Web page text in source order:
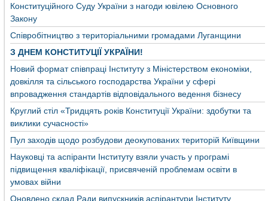
Конституційного Суду України з нагоди ювілею Основного
Закону
Співробітництво з територіальними громадами Луганщини
З ДНЕМ КОНСТИТУЦІЇ УКРАЇНИ!
Новий формат співпраці Інституту з Міністерством економіки,
довкілля та сільського господарства України у сфері
впровадження стандартів відповідального ведення бізнесу
Круглий стіл «Тридцять років Конституції України: здобутки та
виклики сучасності»
Пул заходів щодо розбудови деокупованих територій Київщини
Науковці та аспіранти Інституту взяли участь у програмі
підвищення кваліфікації, присвяченій проблемам освіти в
умовах війни
Оновлено склад Ради випускників аспірантури Інституту